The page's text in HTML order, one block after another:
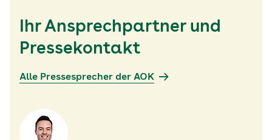
Ihr Ansprechpartner und
Pressekontakt
Alle Pressesprecher der AOK